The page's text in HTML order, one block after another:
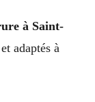
à Saint-
adaptés à